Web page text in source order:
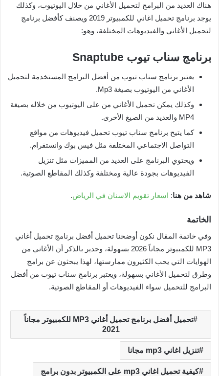
هناك العديد من البرامج لتحميل الأغاني من خلال اليوتيوب، وكذلك
يوجد برنامج تحميل اغاني للكمبيوتر 2019 ويصنف كأفضل برنامج
لتحميل الأغاني والفيديوهات المختلفة، وهو:
برنامج سناب تيوب Snaptube
يعتبر برنامج سناب تيوب من أفضل البرامج المستخدمة لتحميل
الأغاني من اليوتيوب بصيغة Mp3.
وكذلك يمكن تحميل الأغاني من على اليوتيوب من خلاله بصيغة
MP4 والعديد من الصيغ الأخرى.
كما يتيح برنامج سناب تيوب تحميل فيديوهات من مواقع
التواصل الاجتماعي المختلفة مثل فيس بوك وانستقرام.
ويحتوي البرنامج على العديد من المميزات مثل تنزيل
الفيديوهات بجودة عالية ومختلفة وكذلك المقاطع الصوتية.
شاهد من هنا: اسعار تقويم الاسنان في الرياض.
الخاتمة
وفي خاتمة المقال نكون أوضحنا تحميل أفضل برنامج تحميل أغاني
MP3 للكمبيوتر مجاناً 2026 بسهولة، وجدير بالذكر أن الأغاني من
الهوايات التي يحب الكثيرون ممارستها، لهذا يبحثون عن برامج
وطرق لتحميل الأغاني بسهولة، ويعتبر برنامج سناب تيوب من أفضل
البرامج للتحميل سواء الفيديوهات أو المقاطع الصوتية.
تحميل أفضل برنامج تحميل أغاني MP3 للكمبيوتر مجاناً
2021
تنزيل اغاني mp3 مجانا
كيفية تحميل اغاني mp3 على الكمبيوتر بدون برامج